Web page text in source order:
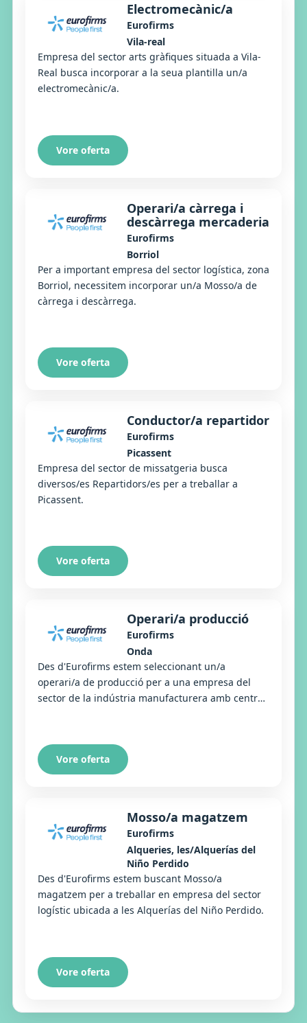
Electromecànic/a
Eurofirms
Vila-real
Empresa del sector arts gràfiques situada a Vila-
Real busca incorporar a la seua plantilla un/a
electromecànic/a.
Vore oferta
Operari/a càrrega i
descàrrega mercaderia
Eurofirms
Borriol
Per a important empresa del sector logística, zona
Borriol, necessitem incorporar un/a Mosso/a de
càrrega i descàrrega.
Vore oferta
Conductor/a repartidor
Eurofirms
Picassent
Empresa del sector de missatgeria busca
diversos/es Repartidors/es per a treballar a
Picassent.
Vore oferta
Operari/a producció
Eurofirms
Onda
Des d'Eurofirms estem seleccionant un/a
operari/a de producció per a una empresa del
sector de la indústria manufacturera amb centre
Vore oferta
Mosso/a magatzem
Eurofirms
Alqueries, les/Alquerías del
Niño Perdido
Des d'Eurofirms estem buscant Mosso/a
magatzem per a treballar en empresa del sector
logístic ubicada a les Alquerías del Niño Perdido.
Vore oferta